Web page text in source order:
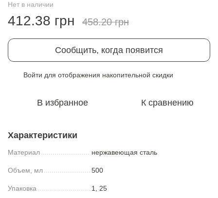
Нет в наличии
412.38 грн 458.20 грн
Сообщить, когда появится
Войти для отображения накопительной скидки
В избранное К сравнению
Характеристики
Материал нержавеющая сталь
Объем, мл 500
Упаковка 1, 25